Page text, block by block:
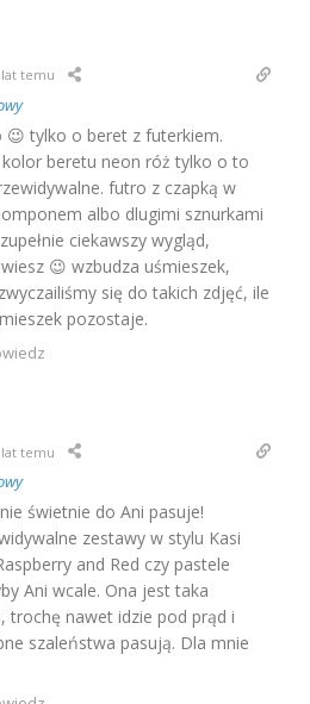
lat temu
tylko o beret z futerkiem.
beretu neon róż tylko o to
futro z czapką w
albo dlugimi sznurkami
ciekawszy wygląd,
😉 wzbudza uśmieszek,
się do takich zdjęć, ile
pozostaje.
lat temu
świetnie do Ani pasuje!
zestawy w stylu Kasi
and Red czy pastele
Ani wcale. Ona jest taka
trochę nawet idzie pod prąd i
szaleństwa pasują. Dla mnie